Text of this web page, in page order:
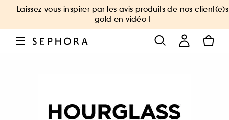
Laissez-vous inspirer par les avis produits de nos client(e)s
gold en vidéo !